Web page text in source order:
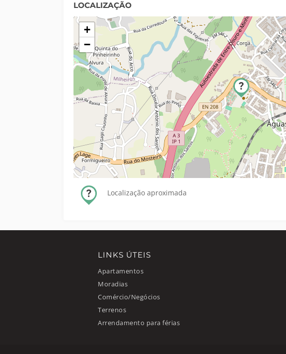
LOCALIZAÇÃO
+
−
Localização aproximada
LINKS ÚTEIS
Apartamentos
Moradias
Comércio/Negócios
Terrenos
Arrendamento para férias